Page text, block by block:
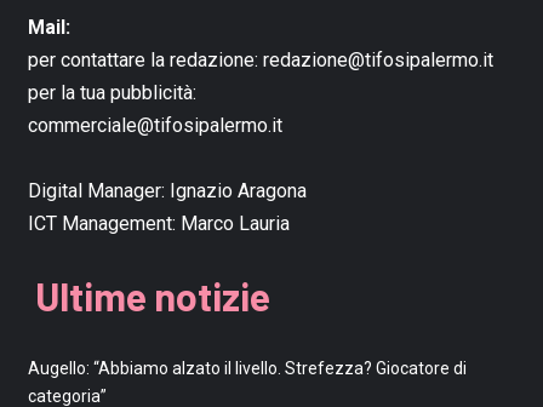
Mail:
per contattare la redazione: redazione@tifosipalermo.it
per la tua pubblicità:
commerciale@tifosipalermo.it
Digital Manager: Ignazio Aragona
ICT Management: Marco Lauria
Ultime notizie
Augello: “Abbiamo alzato il livello. Strefezza? Giocatore di
categoria”